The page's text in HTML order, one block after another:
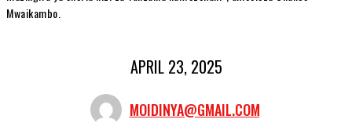
Mwaikambo.
APRIL 23, 2025
MOIDINYA@GMAIL.COM